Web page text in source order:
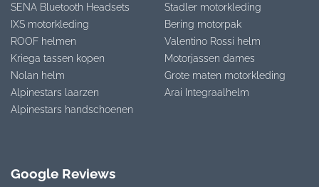
SENA Bluetooth Headsets
IXS motorkleding
ROOF helmen
Kriega tassen kopen
Nolan helm
Alpinestars laarzen
Alpinestars handschoenen
Stadler motorkleding
Bering motorpak
Valentino Rossi helm
Motorjassen dames
Grote maten motorkleding
Arai Integraalhelm
Google Reviews